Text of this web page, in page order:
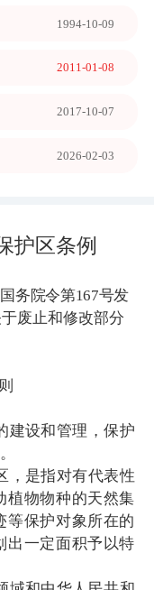
1994-10-09
2011-01-08
2017-10-07
2026-02-03
自然保护区
共和国国务院令
务院关于废止和